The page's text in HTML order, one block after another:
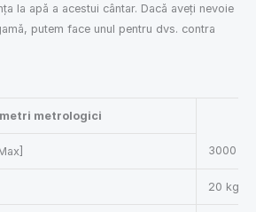
la apă a acestui cântar. Dacă aveți nevoie
putem face unul pentru dvs. contra
metrologici
3000 kg
20 kg